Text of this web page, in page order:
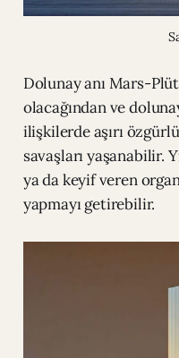
Dolunay anı Mars-
olacağından ve
ilişkilerde aşırı
savaşları yaşanabilir.
ya da keyif veren
yapmayı getirebilir.